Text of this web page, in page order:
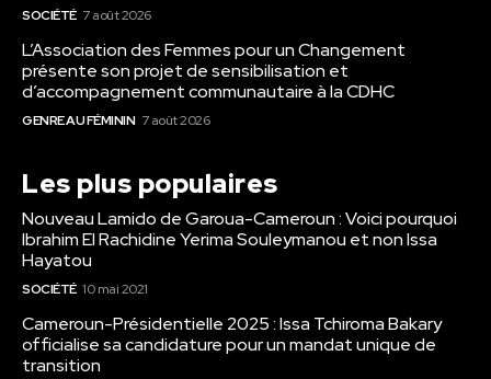
SOCIÉTÉ 7 août 2026
L’Association des Femmes pour un Changement
présente son projet de sensibilisation et
d’accompagnement communautaire à la CDHC
GENRE AU FÉMININ 7 août 2026
Les plus populaires
Nouveau Lamido de Garoua-Cameroun : Voici pourquoi
Ibrahim El Rachidine Yerima Souleymanou et non Issa
Hayatou
SOCIÉTÉ 10 mai 2021
Cameroun-Présidentielle 2025 : Issa Tchiroma Bakary
officialise sa candidature pour un mandat unique de
transition